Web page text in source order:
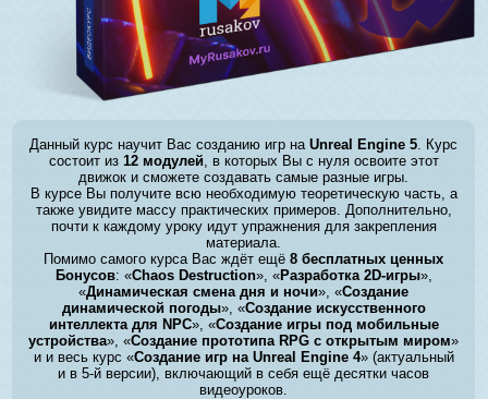
Данный курс научит Вас созданию игр наUnreal Engine 5 . Курс
состоит из 12 модулей, в которых Вы с нуля освоите этот
движок и сможете создавать самые разные игры.
В курсе Вы получите всю необходимую теоретическую часть, а
также увидите массу практических примеров. Дополнительно,
почти к каждому уроку идут упражнения для закрепления
материала.
Помимо самого курса Вас ждёт ещё8 бесплатных ценных
Бонусов: «Chaos Destruction», «Разработка 2D-игры»,
«Динамическая смена дня и ночи», «Создание
динамической погоды», «Создание искусственного
интеллекта для NPC», «Создание игры под мобильные
устройства», «Создание прототипа RPG с открытым миром»
и и весь курс «Создание игр на Unreal Engine 4» (актуальный
и в 5-й версии), включающий в себя ещё десятки часов
видеоуроков.